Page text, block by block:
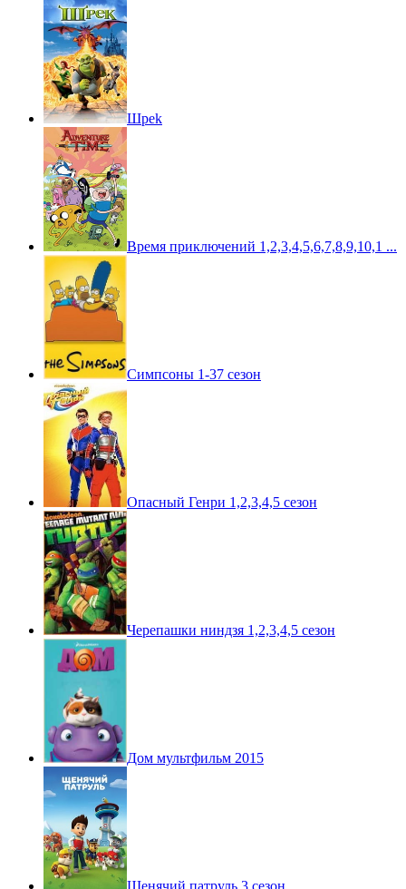
Шpek
Время приключений 1,2,3,4,5,6,7,8,9,10,1 ...
Симпсоны 1-37 сезон
Опасный Генри 1,2,3,4,5 сезон
Черепашки ниндзя 1,2,3,4,5 сезон
Дом мультфильм 2015
Щенячий патруль 3 сезон